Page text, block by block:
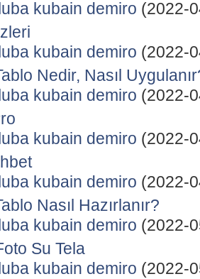
kubain demiro (2022-
kubain demiro (2022-
Nedir, Nasıl
kubain demiro (2022-
kubain demiro (2022-
kubain demiro (2022-
Nasıl Hazırlanır?
kubain demiro (2022-
Su Tela
kubain demiro (2022-